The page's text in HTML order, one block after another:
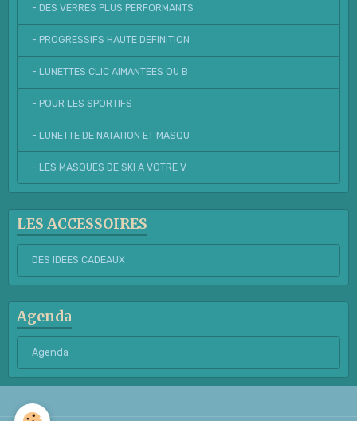
- DES VERRES PLUS PERFORMANTS
- PROGRESSIFS HAUTE DEFINITION
- LUNETTES CLIC AIMANTEES OU B
- POUR LES SPORTIFS
- LUNETTE DE NATATION ET MASQU
- LES MASQUES DE SKI A VOTRE V
LES ACCESSOIRES
DES IDEES CADEAUX
Agenda
Agenda